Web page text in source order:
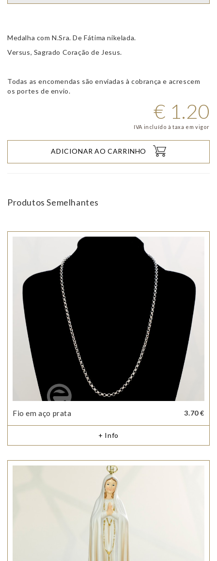
Medalha com N.Sra. De Fátima nikelada.
Versus, Sagrado Coração de Jesus.
Todas as encomendas são enviadas à cobrança e acrescem
os portes de envio.
€ 1.20
IVA incluído à taxa em vigor
ADICIONAR AO CARRINHO
Produtos Semelhantes
Fio em aço prata 3.70 €
+ Info